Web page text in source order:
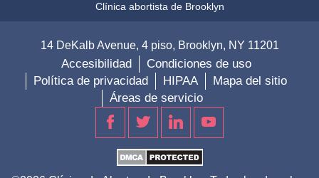
Clínica abortista de Brooklyn
14 DeKalb Avenue, 4 piso, Brooklyn, NY 11201
Accesibilidad
Condiciones de uso
Política de privacidad
HIPAA
Mapa del sitio
Áreas de servicio